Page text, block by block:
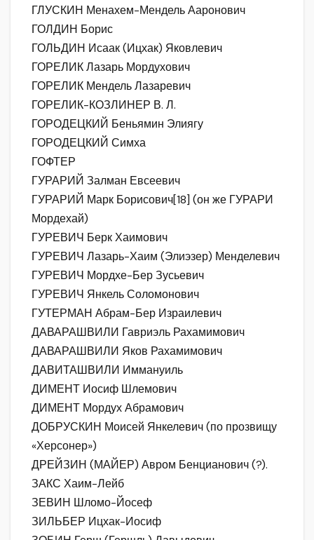
ГЛУСКИН Менахем-Мендель Ааронович
ГОЛДИН Борис
ГОЛЬДИН Исаак (Ицхак) Яковлевич
ГОРЕЛИК Лазарь Мордухович
ГОРЕЛИК Мендель Лазаревич
ГОРЕЛИК-КОЗЛИНЕР В. Л.
ГОРОДЕЦКИЙ Беньямин Элиягу
ГОРОДЕЦКИЙ Симха
ГОФТЕР
ГУРАРИЙ Залман Евсеевич
ГУРАРИЙ Марк Борисович[18] (он же ГУРАРИ
Мордехай)
ГУРЕВИЧ Берк Хаимович
ГУРЕВИЧ Лазарь-Хаим (Элиэзер) Менделевич
ГУРЕВИЧ Мордхе-Бер Зусьевич
ГУРЕВИЧ Янкель Соломонович
ГУТЕРМАН Абрам-Бер Израилевич
ДАВАРАШВИЛИ Гавриэль Рахамимович
ДАВАРАШВИЛИ Яков Рахамимович
ДАВИТАШВИЛИ Иммануиль
ДИМЕНТ Иосиф Шлемович
ДИМЕНТ Мордух Абрамович
ДОБРУСКИН Моисей Янкелевич (по прозвищу
«Херсонер»)
ДРЕЙЗИН (МАЙЕР) Авром Бенцианович (?).
ЗАКС Хаим-Лейб
ЗЕВИН Шломо-Йосеф
ЗИЛЬБЕР Ицхак-Иосиф